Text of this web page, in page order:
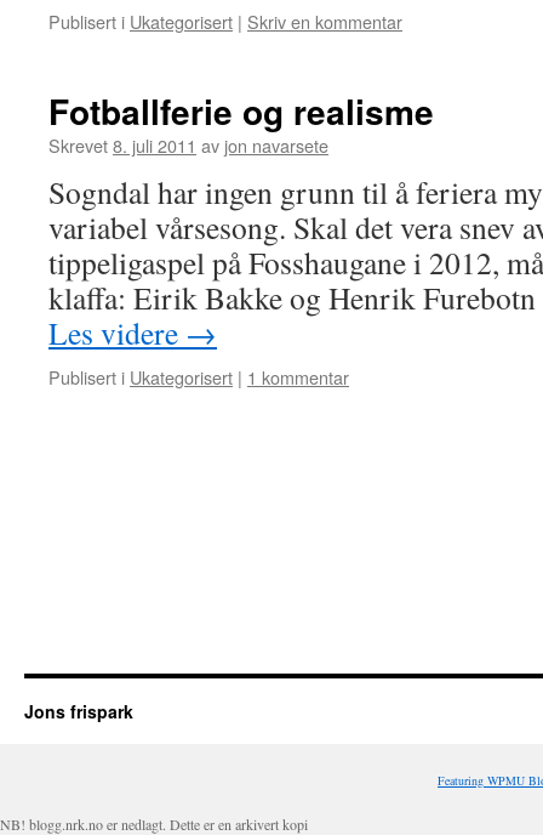
Publisert i Ukategorisert | Skriv en kommentar
Fotballferie og realisme
Skrevet8. juli 2011 av jon navarsete
Sogndal har ingen grunn til å feriera
variabel vårsesong. Skal det vera snev
tippeligaspel på Fosshaugane i 2012,
klaffa: Eirik Bakke og Henrik Furebotn
Les videre →
Publisert i Ukategorisert | 1 kommentar
Jons frispark
Featuring WPMU
NB! blogg.nrk.no er nedlagt. Dette er en arkivert kopi